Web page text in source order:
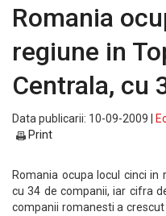
Romania
regiune in
Centrala, cu
Data publicarii: 10-09-2009 |
Print
Romania ocupa locul cinci in
cu 34 de companii, iar cifra
companii romanesti a